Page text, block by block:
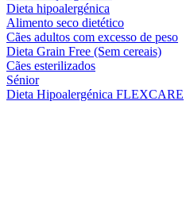
Dieta hipoalergénica
Alimento seco dietético
Cães adultos com excesso de peso
Dieta Grain Free (Sem cereais)
Cães esterilizados
Sénior
Dieta Hipoalergénica FLEXCARE